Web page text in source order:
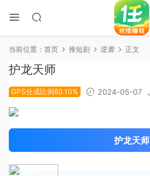
当前位置： 首页 推短剧 逆袭 正文
护龙天师
GPS分成比例80.10% 2024-05-07
护龙天师